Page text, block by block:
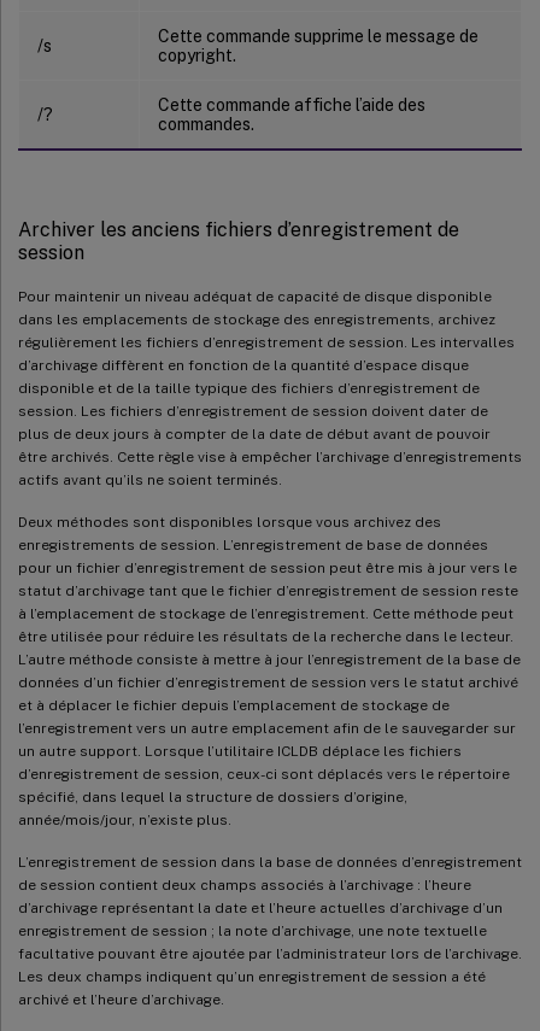
/s
Cette commande supprime le message de
copyright.
/?
Cette commande affiche l’aide des
commandes.
Archiver les anciens fichiers d’enregistrement de
session
Pour maintenir un niveau adéquat de capacité de disque disponible
dans les emplacements de stockage des enregistrements, archivez
régulièrement les fichiers d’enregistrement de session. Les intervalles
d’archivage diffèrent en fonction de la quantité d’espace disque
disponible et de la taille typique des fichiers d’enregistrement de
session. Les fichiers d’enregistrement de session doivent dater de
plus de deux jours à compter de la date de début avant de pouvoir
être archivés. Cette règle vise à empêcher l’archivage d’enregistrements
actifs avant qu’ils ne soient terminés.
Deux méthodes sont disponibles lorsque vous archivez des
enregistrements de session. L’enregistrement de base de données
pour un fichier d’enregistrement de session peut être mis à jour vers le
statut d’archivage tant que le fichier d’enregistrement de session reste
à l’emplacement de stockage de l’enregistrement. Cette méthode peut
être utilisée pour réduire les résultats de la recherche dans le lecteur.
L’autre méthode consiste à mettre à jour l’enregistrement de la base de
données d’un fichier d’enregistrement de session vers le statut archivé
et à déplacer le fichier depuis l’emplacement de stockage de
l’enregistrement vers un autre emplacement afin de le sauvegarder sur
un autre support. Lorsque l’utilitaire ICLDB déplace les fichiers
d’enregistrement de session, ceux-ci sont déplacés vers le répertoire
spécifié, dans lequel la structure de dossiers d’origine,
année/mois/jour, n’existe plus.
L’enregistrement de session dans la base de données d’enregistrement
de session contient deux champs associés à l’archivage : l’heure
d’archivage représentant la date et l’heure actuelles d’archivage d’un
enregistrement de session ; la note d’archivage, une note textuelle
facultative pouvant être ajoutée par l’administrateur lors de l’archivage.
Les deux champs indiquent qu’un enregistrement de session a été
archivé et l’heure d’archivage.